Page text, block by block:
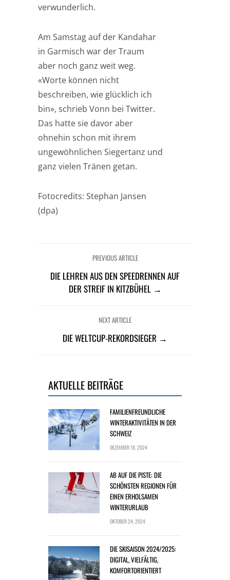
verwunderlich.
Am Samstag auf der Kandahar
in Garmisch war der Traum
aber noch ganz weit weg.
«Worte können nicht
beschreiben, wie glücklich ich
bin», schrieb Vonn bei Twitter.
Das hatte sie davor aber
ohnehin schon mit ihrem
ungewöhnlichen Siegertanz und
ganz vielen Tränen getan.
Fotocredits: Stephan Jansen
(dpa)
PREVIOUS ARTICLE
DIE LEHREN AUS DEN SPEEDRENNEN AUF
DER STREIF IN KITZBÜHEL →
NEXT ARTICLE
DIE WELTCUP-REKORDSIEGER →
AKTUELLE BEITRÄGE
FAMILIENFREUNDLICHE
WINTERAKTIVITÄTEN IN DER
SCHWEIZ
DEZEMBER 18, 2024
AB AUF DIE PISTE: DIE
SCHÖNSTEN REGIONEN FÜR
EINEN ERHOLSAMEN
WINTERURLAUB
OKTOBER 24, 2024
DIE SKISAISON 2024/2025:
DIGITAL, VIELFÄLTIG,
KOMFORTORIENTIERT